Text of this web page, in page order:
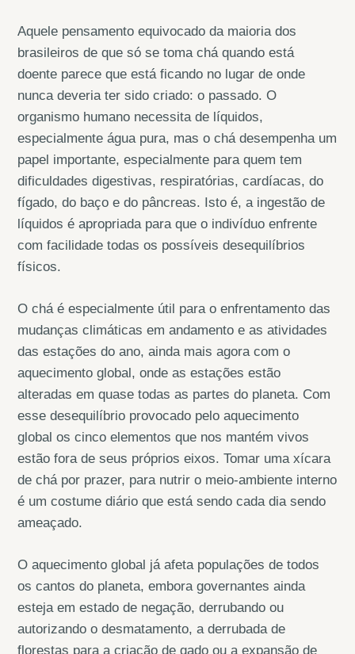
Aquele pensamento equivocado da maioria dos
brasileiros de que só se toma chá quando está
doente parece que está ficando no lugar de onde
nunca deveria ter sido criado: o passado. O
organismo humano necessita de líquidos,
especialmente água pura, mas o chá desempenha um
papel importante, especialmente para quem tem
dificuldades digestivas, respiratórias, cardíacas, do
fígado, do baço e do pâncreas. Isto é, a ingestão de
líquidos é apropriada para que o indivíduo enfrente
com facilidade todas os possíveis desequilíbrios
físicos.
O chá é especialmente útil para o enfrentamento das
mudanças climáticas em andamento e as atividades
das estações do ano, ainda mais agora com o
aquecimento global, onde as estações estão
alteradas em quase todas as partes do planeta. Com
esse desequilíbrio provocado pelo aquecimento
global os cinco elementos que nos mantém vivos
estão fora de seus próprios eixos. Tomar uma xícara
de chá por prazer, para nutrir o meio-ambiente interno
é um costume diário que está sendo cada dia sendo
ameaçado.
O aquecimento global já afeta populações de todos
os cantos do planeta, embora governantes ainda
esteja em estado de negação, derrubando ou
autorizando o desmatamento, a derrubada de
florestas para a criação de gado ou a expansão de